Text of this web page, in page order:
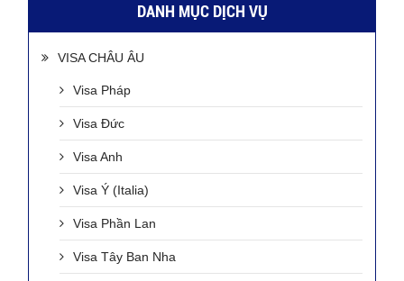
DANH MỤC DỊCH VỤ
VISA CHÂU ÂU
Visa Pháp
Visa Đức
Visa Anh
Visa Ý (Italia)
Visa Phần Lan
Visa Tây Ban Nha